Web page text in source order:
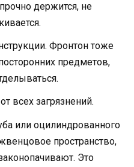
держится, не
Фронтон тоже
предметов,
всех загрязнений.
или оцилиндрованного
пространство,
Это